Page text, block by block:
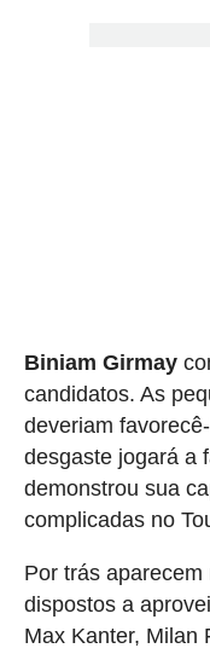
Biniam Girmay
candidatos. As
deveriam
desgaste jogará a
demonstrou sua
complicadas no
Por trás
dispostos a
Max Kanter, Milan